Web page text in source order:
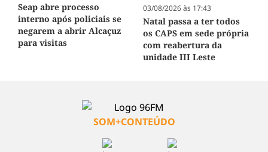
Seap abre processo
interno após policiais se
negarem a abrir Alcaçuz
para visitas
03/08/2026 às 17:43
Natal passa a ter todos
os CAPS em sede própria
com reabertura da
unidade III Leste
SOM+CONTEÚDO